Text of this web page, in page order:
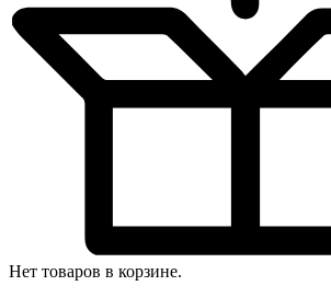
Нет товаров в корзине.